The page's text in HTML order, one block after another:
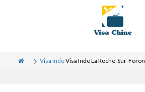
Visa IndeVisa Inde La Roche-Sur-Foron